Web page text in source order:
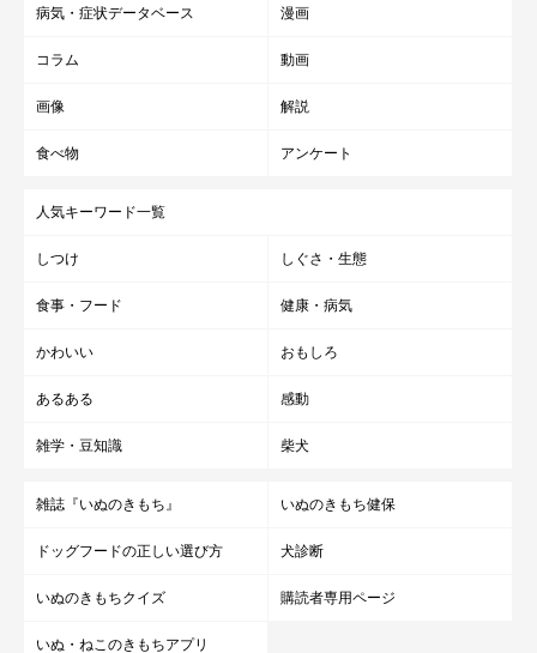
参考／「いぬのきもち」WEB MAGAZINE『意外な人気犬種も！
文／ハセベサチコ
です。
※記事と写真に関連性はありませんので予めご了承ください。
病気・症状データベース 漫画
コラム 動画
画像 解説
食べ物 アンケート
人気キーワード一覧
しつけ しぐさ・生態
食事・フード 健康・病気
かわいい おもしろ
あるある 感動
雑学・豆知識 柴犬
雑誌『いぬのきもち』 いぬのきもち健保
ドッグフードの正しい選び方 犬診断
いぬのきもちクイズ 購読者専用ページ
いぬ・ねこのきもちアプリ